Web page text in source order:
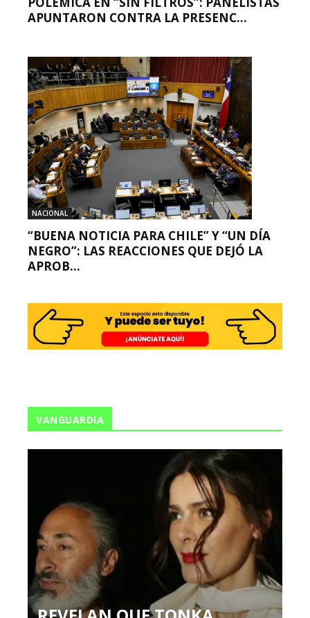
APUNTARON CONTRA LA PRESENC...
NACIONAL
“BUENA NOTICIA PARA CHILE” Y “UN DÍA
NEGRO”: LAS REACCIONES QUE DEJÓ LA
APROB...
VANGUARDIA